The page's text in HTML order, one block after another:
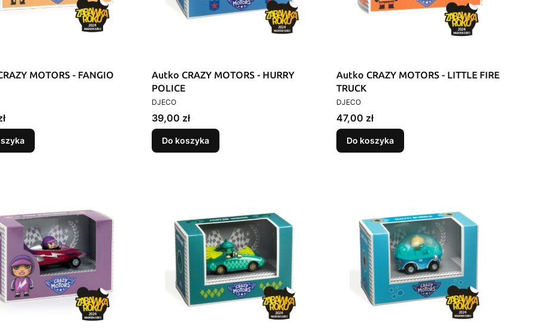
MOTORS - FANGIO
Autko CRAZY MOTORS - HURRY
POLICE
PRODUCENT
DJECO
Cena
39,00 zł
Do koszyka
Autko CRAZY MOTORS - LITTLE FIRE
TRUCK
PRODUCENT
DJECO
Cena
47,00 zł
Do koszyka